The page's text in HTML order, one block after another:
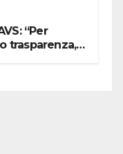
“Per
trasparenza,